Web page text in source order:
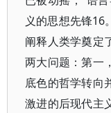
义的思想先锋16
阐释人类学奠定
两大问题：第一
底色的哲学转向
激进的后现代主